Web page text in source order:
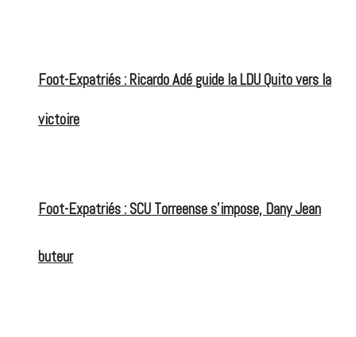
Foot-Expatriés : SCU Torreense s’impose, Dany Jean
buteur
Foot-Expatriés : Ricardo Adé guide la LDU Quito vers la
victoire